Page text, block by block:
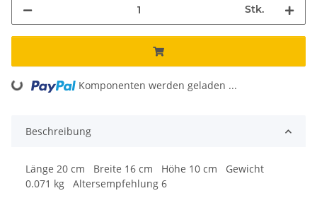
Stk.
Loading... Komponenten werden geladen ...
Beschreibung
Länge 20 cm Breite 16 cm Höhe 10 cm Gewicht
0.071 kg Altersempfehlung 6